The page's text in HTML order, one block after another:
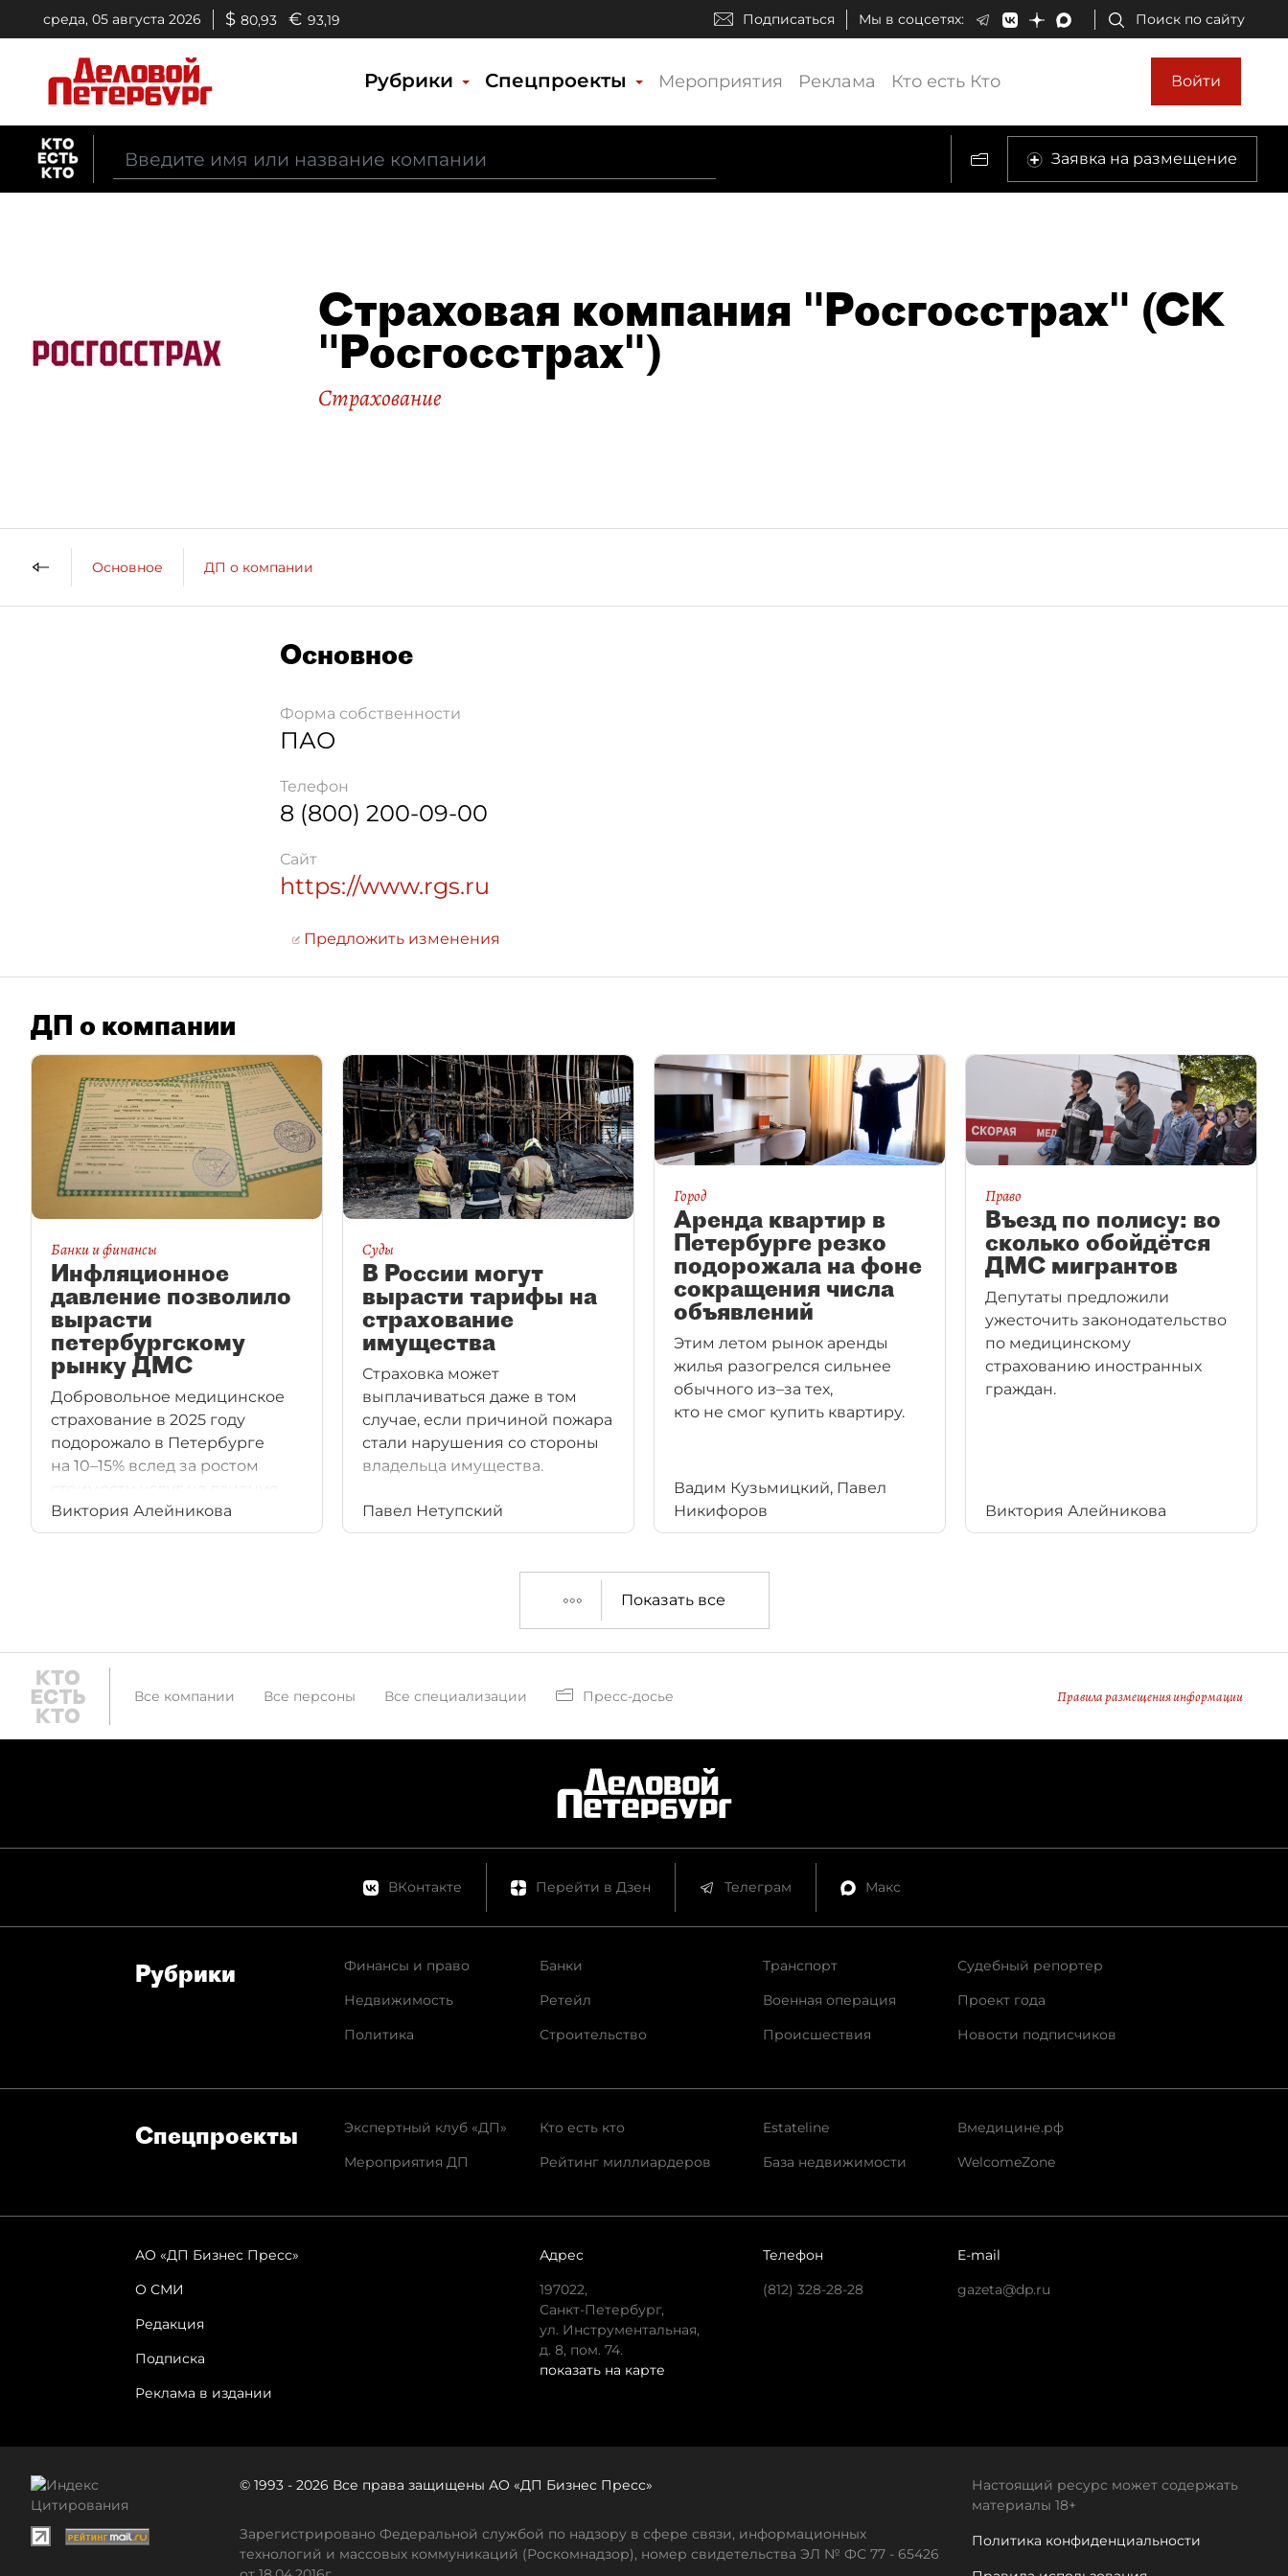
среда, 05 августа 2026 $ 80,93 € 93,19 Подписаться Мы в соцсетях: Поиск по сайту
Рубрики Спецпроекты Мероприятия Реклама Кто есть Кто Войти
Заявка на размещение
Страховая компания "Росгосстрах" (СК
"Росгосстрах")
Страхование
Основное ДП о компании
Основное
Форма собственности
ПАО
Телефон
8 (800) 200-09-00
Сайт
https://www.rgs.ru
Предложить изменения
ДП о компании
Банки и финансы
Инфляционное
давление позволило
вырасти
петербургскому
рынку ДМС
Добровольное медицинское
страхование в 2025 году
подорожало в Петербурге
на 10–15% вслед за ростом
Виктория Алейникова
Суды
В России могут
вырасти тарифы на
страхование
имущества
Страховка может
выплачиваться даже в том
случае, если причиной пожара
стали нарушения со стороны
владельца имущества.
Павел Нетупский
Город
Аренда квартир в
Петербурге резко
подорожала на фоне
сокращения числа
объявлений
Этим летом рынок аренды
жилья разогрелся сильнее
обычного из–за тех,
кто не смог купить квартиру.
Вадим Кузьмицкий, Павел
Никифоров
Право
Въезд по полису: во
сколько обойдётся
ДМС мигрантов
Депутаты предложили
ужесточить законодательство
по медицинскому
страхованию иностранных
граждан.
Виктория Алейникова
Показать все
Все компании Все персоны Все специализации Пресс-досье Правила размещения информации
ВКонтакте Перейти в Дзен Телеграм Макс
Рубрики
Финансы и право
Недвижимость
Политика
Банки
Ретейл
Строительство
Транспорт
Военная операция
Происшествия
Судебный репортер
Проект года
Новости подписчиков
Спец­проекты
Экспертный клуб «ДП»
Мероприятия ДП
Кто есть кто
Рейтинг миллиардеров
Estateline
База недвижимости
Вмедицине.рф
WelcomeZone
АО «ДП Бизнес Пресс»
О СМИ
Редакция
Подписка
Реклама в издании
Адрес
197022,
Санкт-Петербург,
ул. Инструментальная,
д. 8, пом. 74.
показать на карте
Телефон
(812) 328-28-28
E-mail
gazeta@dp.ru
© 1993 - 2026 Все права защищены АО «ДП Бизнес Пресс»
Зарегистрировано Федеральной службой по надзору в сфере связи, информационных
технологий и массовых коммуникаций (Роскомнадзор), номер свидетельства ЭЛ № ФС 77 - 65426
Настоящий ресурс может содержать
материалы 18+
Политика конфиденциальности